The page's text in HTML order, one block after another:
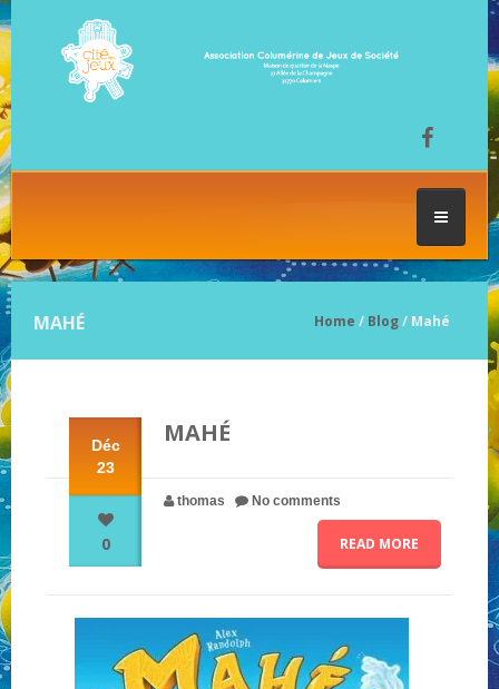
LES SÉANCES DE JEU
FESTIVAL DU JEU
NOS JEUX
NOS PARTENAIRES
QUI SOMMES-NOUS ?
MAHÉ Home / Blog/ Mahé
Déc
23
0
MAHÉ
thomas No comments
READ MORE